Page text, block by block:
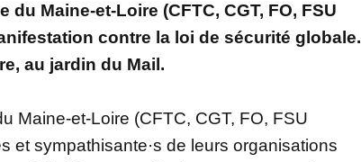
Maine-et-Loire (CFTC, CGT, FO, FSU
contre la loi de sécurité globale.
au jardin du Mail.
Maine-et-Loire (CFTC, CGT, FO, FSU
et sympathisante·s de leurs organisations